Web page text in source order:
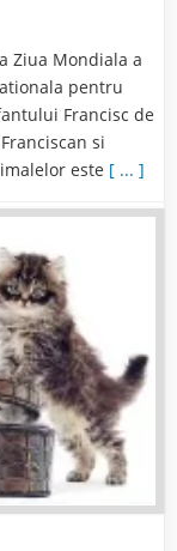
Ziua Mondiala a
pentru
Francisc de
si
este [ ... ]